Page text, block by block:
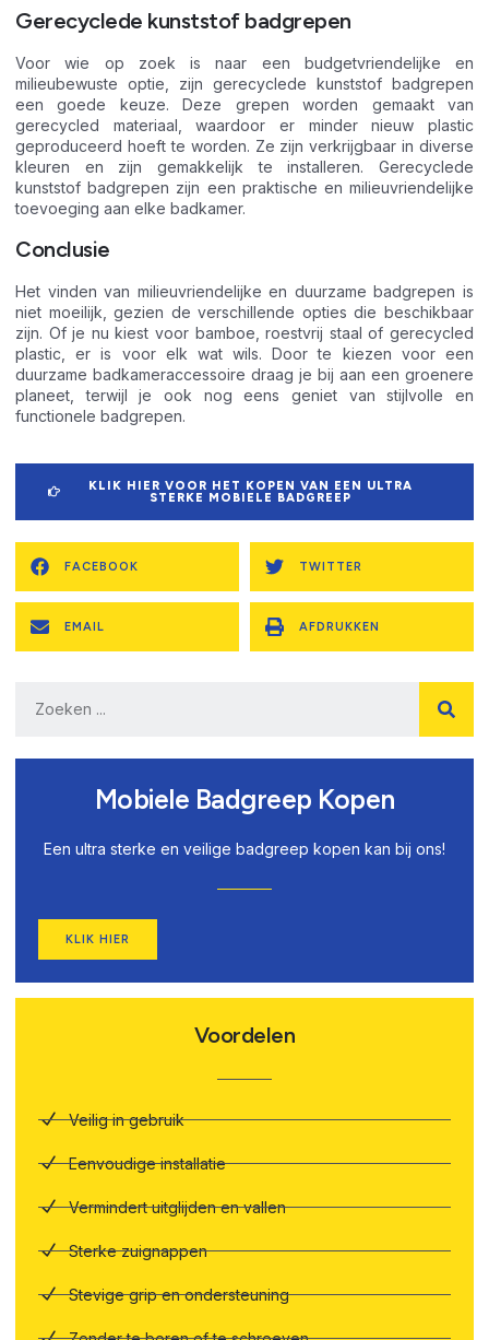
Gerecyclede kunststof badgrepen
Voor wie op zoek is naar een budgetvriendelijke en
milieubewuste optie, zijn gerecyclede kunststof badgrepen
een goede keuze. Deze grepen worden gemaakt van
gerecycled materiaal, waardoor er minder nieuw plastic
geproduceerd hoeft te worden. Ze zijn verkrijgbaar in diverse
kleuren en zijn gemakkelijk te installeren. Gerecyclede
kunststof badgrepen zijn een praktische en milieuvriendelijke
toevoeging aan elke badkamer.
Conclusie
Het vinden van milieuvriendelijke en duurzame badgrepen is
niet moeilijk, gezien de verschillende opties die beschikbaar
zijn. Of je nu kiest voor bamboe, roestvrij staal of gerecycled
plastic, er is voor elk wat wils. Door te kiezen voor een
duurzame badkameraccessoire draag je bij aan een groenere
planeet, terwijl je ook nog eens geniet van stijlvolle en
functionele badgrepen.
KLIK HIER VOOR HET KOPEN VAN EEN ULTRA
STERKE MOBIELE BADGREEP
FACEBOOK TWITTER
EMAIL AFDRUKKEN
Mobiele Badgreep Kopen
Een ultra sterke en veilige badgreep kopen kan bij ons!
KLIK HIER
Voordelen
Veilig in gebruik
Eenvoudige installatie
Vermindert uitglijden en vallen
Sterke zuignappen
Stevige grip en ondersteuning